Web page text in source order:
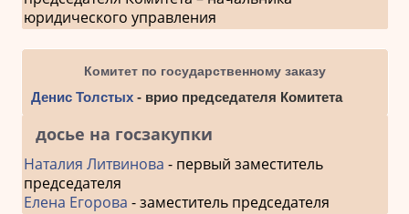
юридического управления
Комитет по государственному заказу
Денис Толстых- врио председателя Комитета
досье на госзакупки
Наталия Литвинова - первый заместитель
председателя
Елена Егорова - заместитель председателя